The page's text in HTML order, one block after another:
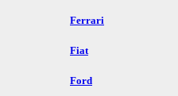
Ferrari
Fiat
Ford